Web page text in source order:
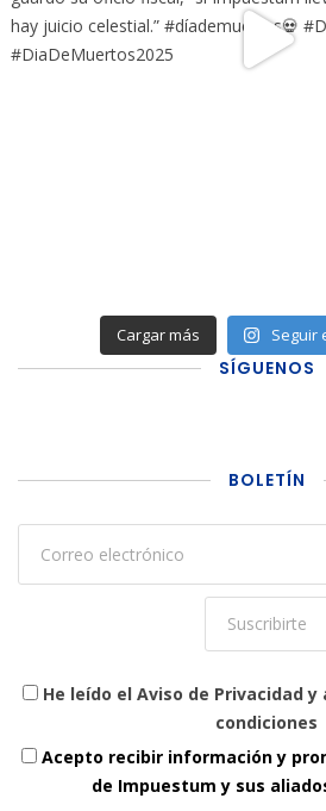
Cargar más Seguir
SÍGUENOS
BOLETÍN
He leído el Aviso de Privacidad
condiciones
Acepto recibir información y
de Impuestum y sus